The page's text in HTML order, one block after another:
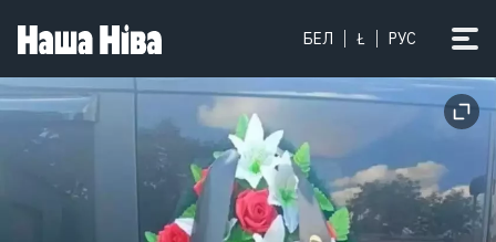
БЕЛ Ł РУС